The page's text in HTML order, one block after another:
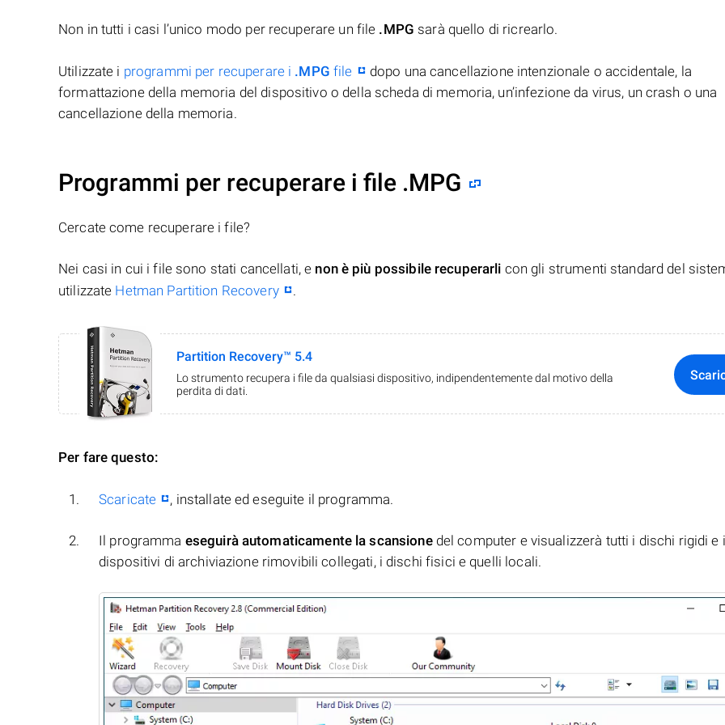
Non in tutti i casi l’unico modo per recuperare un file .MPG sarà quello di ricrearlo.
Utilizzate i programmi per recuperare i .MPG file
dopo una cancellazione intenzionale o accidentale, la
formattazione della memoria del dispositivo o della scheda di memoria, un’infezione da virus, un crash o una
cancellazione della memoria.
Programmi per recuperare i file .MPG
Cercate come recuperare i file?
Nei casi in cui i file sono stati cancellati, e non è più possibile recuperarli con gli strumenti standard del
utilizzate Hetman Partition Recovery .
Partition Recovery™ 5.4
Lo strumento recupera i file da qualsiasi dispositivo, indipendentemente dal motivo della
perdita di dati.
Per fare questo:
Scaricate , installate ed eseguite il programma.
Il programma eseguirà automaticamente la scansionedel computer e visualizzerà tutti i dischi rigidi e i
dispositivi di archiviazione rimovibili collegati, i dischi fisici e quelli locali.